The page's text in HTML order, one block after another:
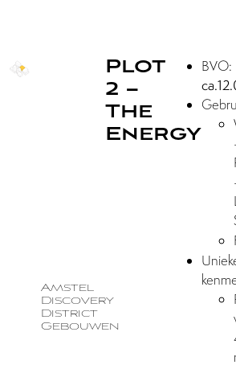
Amstel
Discovery
District
Gebouwen
Plot
2 –
The
Energy
BVO: